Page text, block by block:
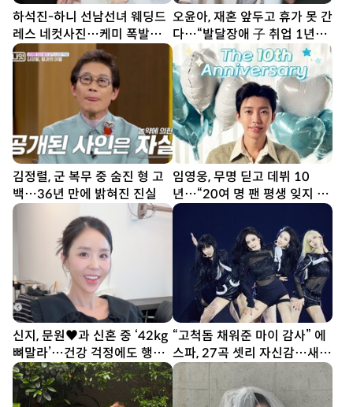
하석진-하니 선남선녀 웨딩드
레스 네컷사진…케미 폭발
[DA★]
오윤아, 재혼 앞두고 휴가 못 간
다…“발달장애 子 취업 1년
차” [SD톡톡]
김정렬, 군 복무 중 숨진 형 고
백…36년 만에 밝혀진 진실
임영웅, 무명 딛고 데뷔 10
년…“20여 명 팬 평생 잊지 못
해”
신지, 문원♥과 신혼 중 ‘42kg
뼈말라’…건강 걱정에도 행사
열일
“고척돔 채워준 마이 감사” 에
스파, 27곡 셋리 자신감…새
투어 시작 (종합)[DA현장]